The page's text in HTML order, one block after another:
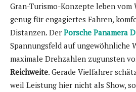
Gran-Turismo-Konzepte leben
genug für engagiertes Fahren,
Distanzen. Der Porsche Panamera
Spannungsfeld auf ungewöhnliche
maximale Drehzahlen zugunsten
Reichweite. Gerade Vielfahrer
weil Leistung hier nicht als Show,